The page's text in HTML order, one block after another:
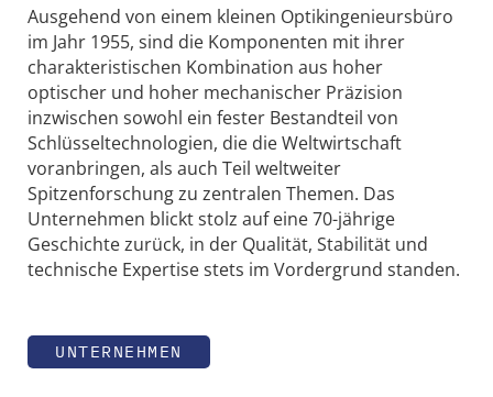
Ausgehend von einem kleinen Optikingenieursbüro
im Jahr 1955, sind die Komponenten mit ihrer
charakteristischen Kombination aus hoher
optischer und hoher mechanischer Präzision
inzwischen sowohl ein fester Bestandteil von
Schlüsseltechnologien, die die Weltwirtschaft
voranbringen, als auch Teil weltweiter
Spitzenforschung zu zentralen Themen. Das
Unternehmen blickt stolz auf eine 70-jährige
Geschichte zurück, in der Qualität, Stabilität und
technische Expertise stets im Vordergrund standen.
UNTERNEHMEN